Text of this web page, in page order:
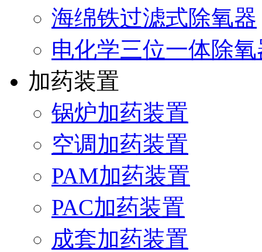
海绵铁过滤式除氧器
电化学三位一体除氧
加药装置
锅炉加药装置
空调加药装置
PAM加药装置
PAC加药装置
成套加药装置